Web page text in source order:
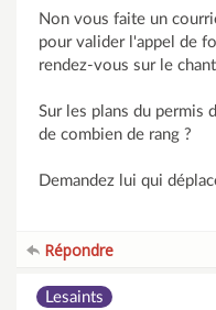
Non vous faite un
pour valider l'appel de
rendez-vous sur le
Sur les plans du permis
de combien de rang ?
Demandez lui qui
Répondre
Lesaints